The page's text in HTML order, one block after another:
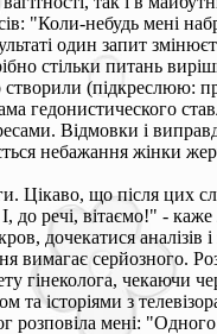
"Коли-небудь мені
один запит
стільки питань
(підкреслюю:
гедонистического
Відмовки і
небажання жінки
Цікаво, що після цих
до речі, вітаємо!" -
дочекатися
вимагає
гінеколога,
історіями з
мені: